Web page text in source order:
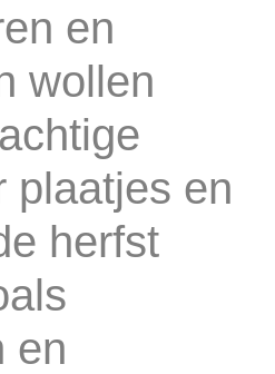
en
wollen
plaatjes en
herfst
en